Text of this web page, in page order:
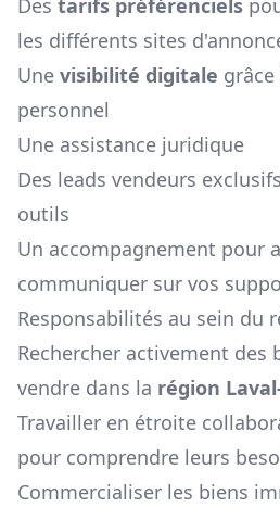
Des tarifs préférenciels
les différents sites
Une visibilité digitale
personnel
Une assistance juridique
Des leads vendeurs
outils
Un accompagnement pour
communiquer sur vos
Responsabilités au sein du
Rechercher activement des
vendre dans la région
Travailler en étroite
pour comprendre leurs
Commercialiser les biens